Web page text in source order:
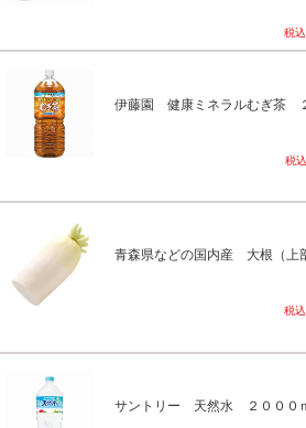
税
伊藤園 健康ミネラルむぎ茶
税
青森県などの国内産 大根（上
税
サントリー 天然水 ２０００